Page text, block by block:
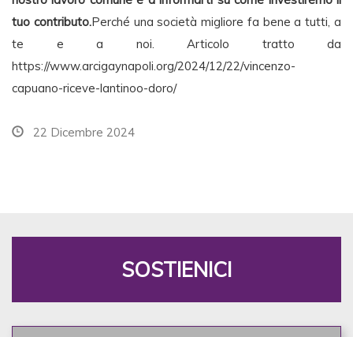
tuo contributo.Perché una società migliore fa bene a tutti, a
te e a noi. Articolo tratto da
https://www.arcigaynapoli.org/2024/12/22/vincenzo-
capuano-riceve-lantinoo-doro/
22 Dicembre 2024
SOSTIENICI